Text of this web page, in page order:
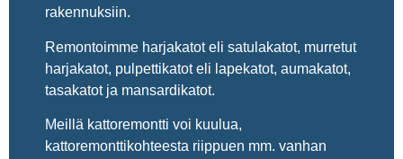
rakennuksiin.
Remontoimme harjakatot eli satulakatot, murretut
harjakatot, pulpettikatot eli lapekatot, aumakatot,
tasakatot ja mansardikatot.
Meillä kattoremontti voi kuulua,
kattoremonttikohteesta riippuen mm. vanhan